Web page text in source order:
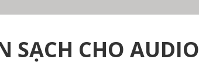
SẠCH CHO AUDIO